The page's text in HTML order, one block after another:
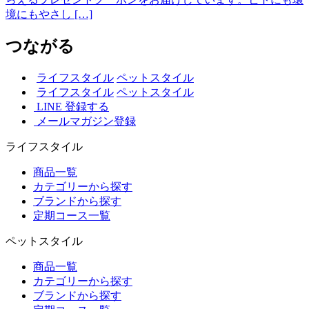
境にもやさし […]
つながる
ライフスタイル ペットスタイル
ライフスタイル ペットスタイル
LINE 登録する
メールマガジン登録
ライフスタイル
商品一覧
カテゴリーから探す
ブランドから探す
定期コース一覧
ペットスタイル
商品一覧
カテゴリーから探す
ブランドから探す